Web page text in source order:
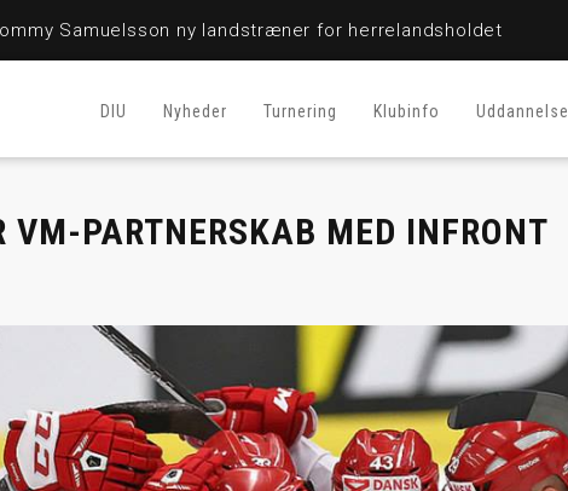
Samuelsson ny landstræner for herrelandsholdet
DIU Nyheder Turnering Klubinfo Uddannelse
VM-PARTNERSKAB MED INFRONT